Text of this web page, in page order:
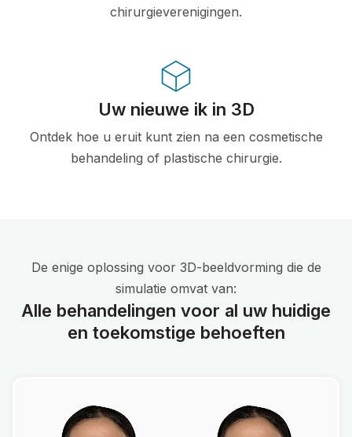
chirurgieverenigingen.
Uw nieuwe ik in 3D
Ontdek hoe u eruit kunt zien na een cosmetische
behandeling of plastische chirurgie.
De enige oplossing voor 3D-beeldvorming die de
simulatie omvat van:
Alle behandelingen voor al uw huidige
en toekomstige behoeften